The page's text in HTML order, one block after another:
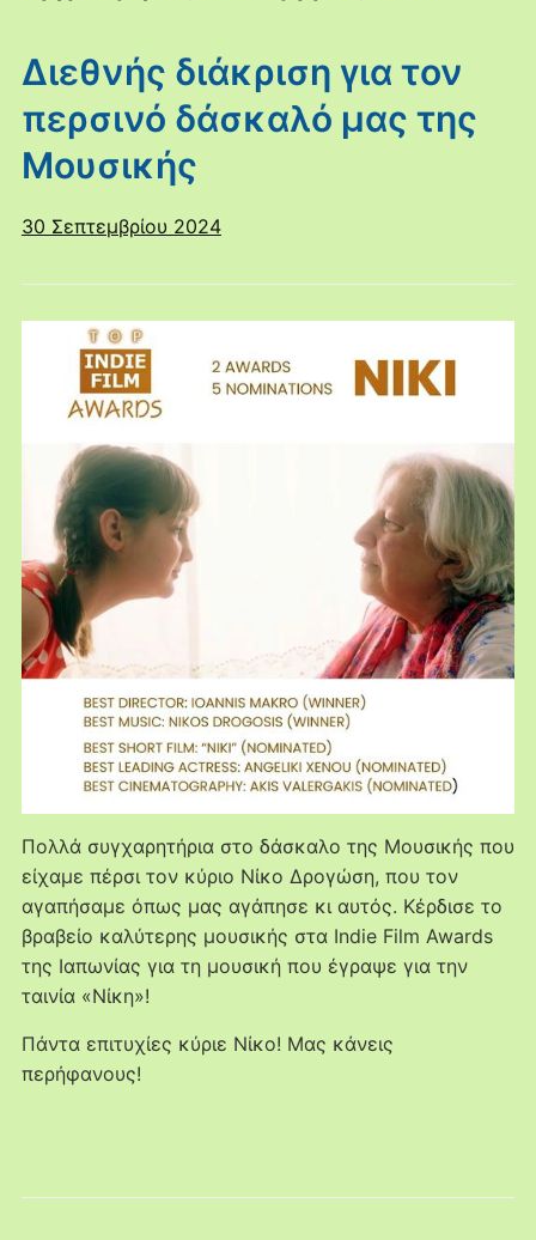
Διεθνής διάκριση για τον
περσινό δάσκαλό μας της
Μουσικής
30 Σεπτεμβρίου 2024
Πολλά συγχαρητήρια στο δάσκαλο της Μουσικής που
είχαμε πέρσι τον κύριο Νίκο Δρογώση, που τον
αγαπήσαμε όπως μας αγάπησε κι αυτός. Κέρδισε το
βραβείο καλύτερης μουσικής στα Indie Film Awards
της Ιαπωνίας για τη μουσική που έγραψε για την
ταινία «Νίκη»!
Πάντα επιτυχίες κύριε Νίκο! Μας κάνεις
περήφανους!